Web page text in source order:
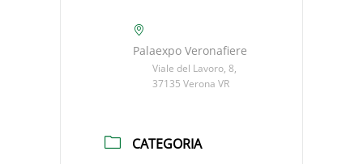
Palaexpo Veronafiere
Viale del Lavoro, 8,
37135 Verona VR
CATEGORIA